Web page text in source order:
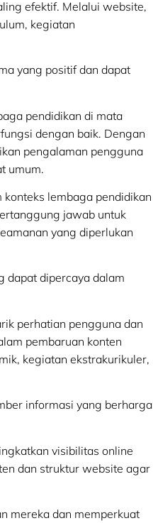
efektif. Melalui website,
kegiatan
yang positif dan dapat
pendidikan di mata
dengan baik. Dengan
pengalaman pengguna
umum.
lembaga pendidikan
jawab untuk
yang diperlukan
dapat dipercaya dalam
perhatian pengguna dan
pembaruan konten
kegiatan ekstrakurikuler,
informasi yang berharga
visibilitas online
dan struktur website agar
mereka dan memperkuat